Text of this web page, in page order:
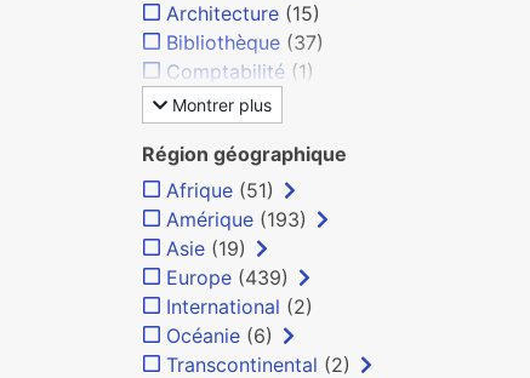
Architecture (15)
Bibliothèque (37)
Comptabilité (1)
Montrer plus
Région géographique
Afrique (51)
Amérique (193)
Asie (19)
Europe (439)
International (2)
Océanie (6)
Transcontinental (2)